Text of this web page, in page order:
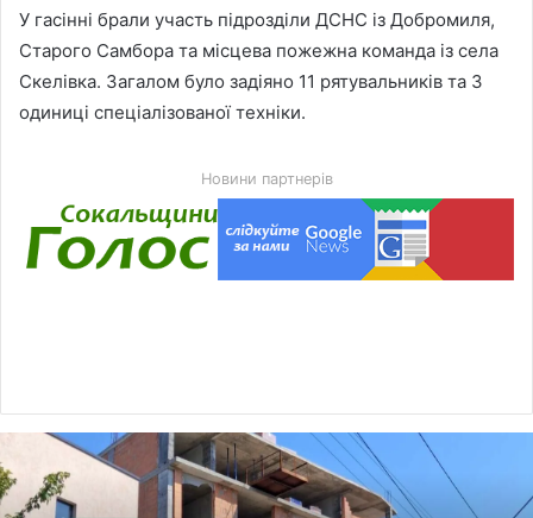
У гасінні брали участь підрозділи ДСНС із Добромиля,
Старого Самбора та місцева пожежна команда із села
Скелівка. Загалом було задіяно 11 рятувальників та 3
одиниці спеціалізованої техніки.
Новини партнерів